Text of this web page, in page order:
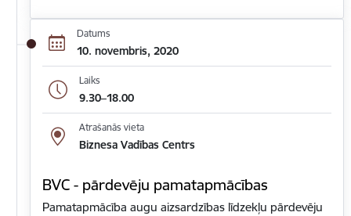
Datums
10. novembris, 2020
Laiks
9.30–18.00
Atrašanās vieta
Biznesa Vadības Centrs
BVC - pārdevēju pamatapmācības
Pamatapmācība augu aizsardzības līdzekļu pārdevēju